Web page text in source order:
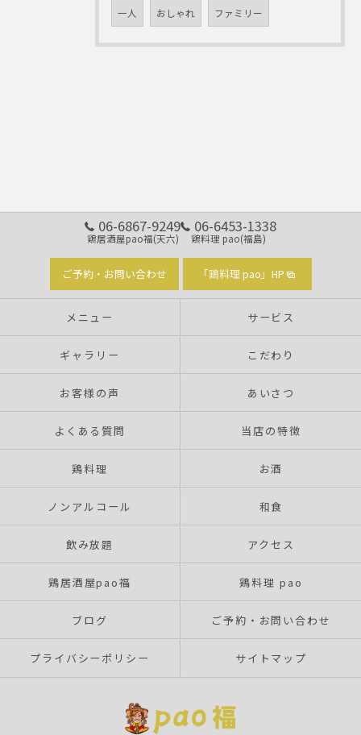
一人 おしゃれ ファミリー
06-6867-9249
鶏居酒屋pao福(天六)
06-6453-1338
鶏料理 pao(福島)
ご予約・お問い合わせ 「鶏料理 pao」HP
メニュー サービス
ギャラリー こだわり
お客様の声 あいさつ
よくある質問 当店の特徴
鶏料理 お酒
ノンアルコール 和食
飲み放題 アクセス
鶏居酒屋pao福 鶏料理 pao
ブログ ご予約・お問い合わせ
プライバシーポリシー サイトマップ